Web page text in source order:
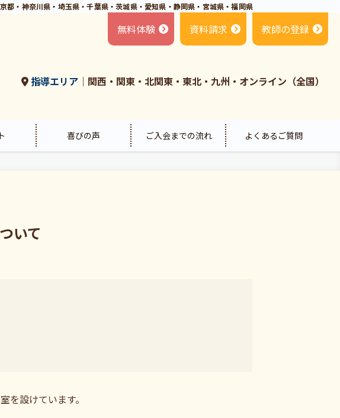
・神奈川県・埼玉県・千葉県・茨城県・愛知県・静岡県・宮城県・福岡県
喜びの声 ご入会までの流れ よくあるご質問
指導エリア｜関西・関東・北関東・東北・九州・オンライン（全国）
無料体験 資料請求 教師の登録
いて
を設けています。